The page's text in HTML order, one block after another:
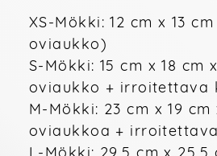
XS-Mökki: 12 cm x 13
oviaukko)
S-Mökki: 15 cm x 18 cm
oviaukko + irroitettava
M-Mökki: 23 cm x 19 cm
oviaukkoa +
L-Mökki: 29,5 cm x 25,5